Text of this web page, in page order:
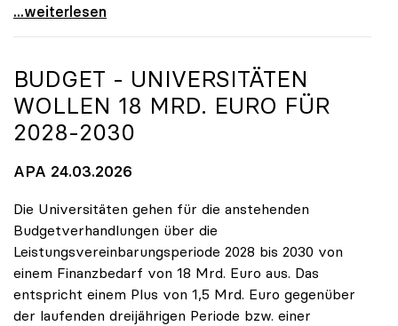
uniko zu FORWIT-Analyse: Wichtige Themen
...weiterlesen
BUDGET - UNIVERSITÄTEN
WOLLEN 18 MRD. EURO FÜR
2028-2030
APA 24.03.2026
Die Universitäten gehen für die anstehenden
Budgetverhandlungen über die
Leistungsvereinbarungsperiode 2028 bis 2030 von
einem Finanzbedarf von 18 Mrd. Euro aus. Das
entspricht einem Plus von 1,5 Mrd. Euro gegenüber
der laufenden dreijährigen Periode bzw. einer